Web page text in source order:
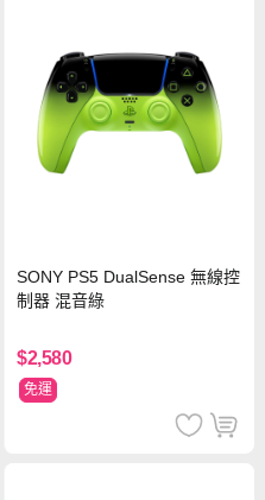
SONY PS5 DualSense 無線控
制器 混音綠
$2,580
免運